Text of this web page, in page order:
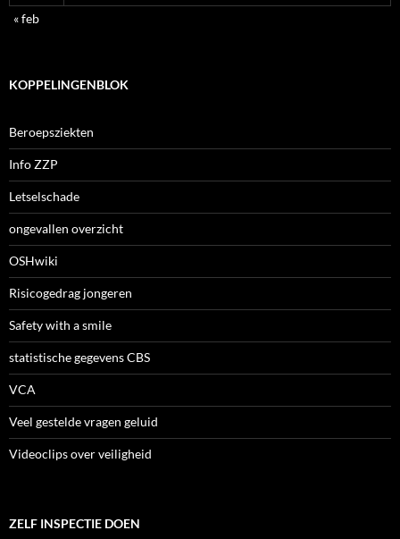
« feb
KOPPELINGENBLOK
Beroepsziekten
Info ZZP
Letselschade
ongevallen overzicht
OSHwiki
Risicogedrag jongeren
Safety with a smile
statistische gegevens CBS
VCA
Veel gestelde vragen geluid
Videoclips over veiligheid
ZELF INSPECTIE DOEN